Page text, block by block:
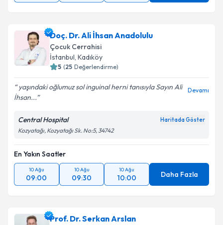
Doç. Dr. Ali İhsan Anadolulu
Çocuk Cerrahisi
İstanbul, Kadıköy
5 (25 Değerlendirme)
yaşındaki oğlumuz sol inguinal herni tanısıyla Sayın Ali
İhsan...
Devamı
Central Hospital Haritada Göster
Kozyatağı, Kozyatağı Sk. No:5, 34742
En Yakın Saatler
10 Ağu
09:00
10 Ağu
09:30
10 Ağu
10:00 Daha Fazla
Prof. Dr. Serkan Arslan